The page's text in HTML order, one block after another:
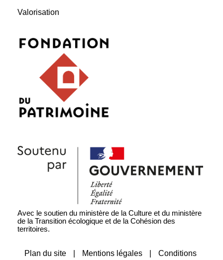
Valorisation
Avec le soutien du ministère de la Culture et du ministère
de la Transition écologique et de la Cohésion des
territoires.
Plan du site Mentions légales
Conditions